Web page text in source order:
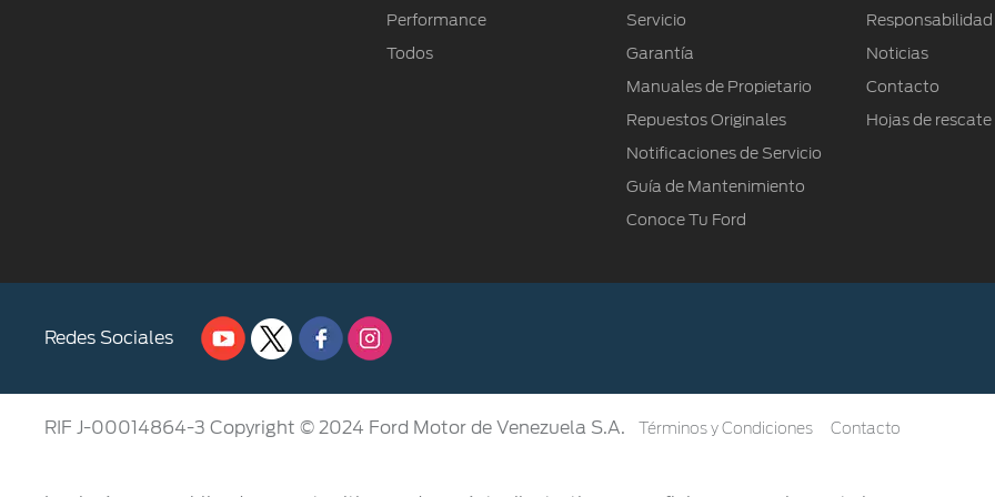
Performance
Todos
Servicio
Garantía
Manuales de Propietario
Repuestos Originales
Notificaciones de Servicio
Guía de Mantenimiento
Conoce Tu Ford
Responsabilidad
Noticias
Contacto
Hojas de rescate
Redes Sociales
RIF J-00014864-3 Copyright © 2024 Ford Motor de Venezuela S.A. Términos y Condiciones Contacto